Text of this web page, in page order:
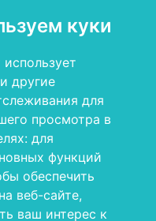
куки
другие
для
просмотра в
для
функций
обеспечить
веб-сайте,
ваш интерес к
по номеру
их с
)